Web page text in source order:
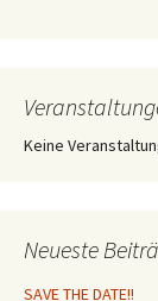
Keine
Neueste
SAVE THE DATE!!